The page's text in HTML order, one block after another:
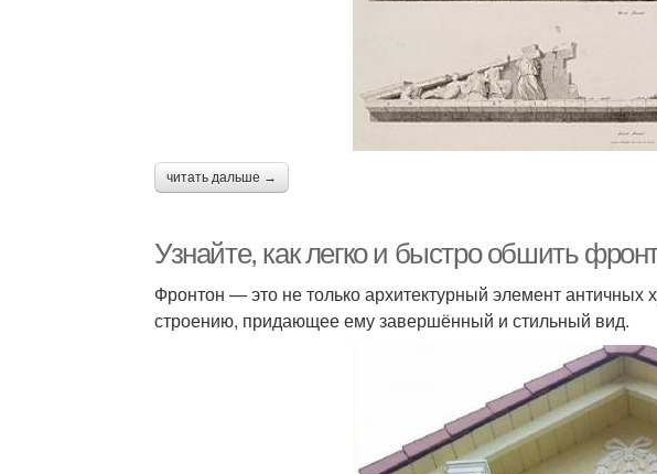
читать дальше →
Узнайте, как легко и быстро обшить
Фронтон — это не только архитектурный элемент
строению, придающее ему завершённый и стильный вид.